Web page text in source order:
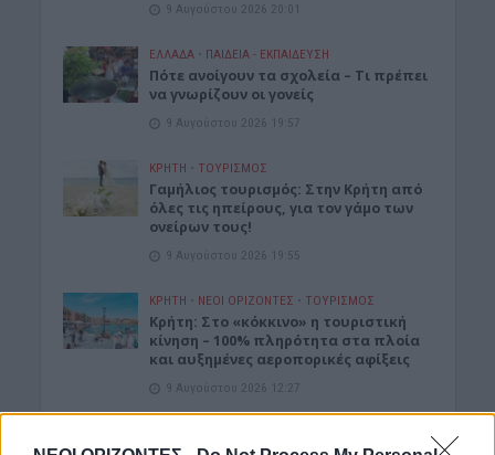
9 Αυγούστου 2026 20:01
ΕΛΛΑΔΑ • ΠΑΙΔΕΙΑ - ΕΚΠΑΙΔΕΥΣΗ
Πότε ανοίγουν τα σχολεία – Τι πρέπει
να γνωρίζουν οι γονείς
9 Αυγούστου 2026 19:57
ΚΡΗΤΗ • ΤΟΥΡΙΣΜΟΣ
Γαμήλιος τουρισμός: Στην Κρήτη από
όλες τις ηπείρους, για τον γάμο των
ονείρων τους!
9 Αυγούστου 2026 19:55
ΚΡΗΤΗ • ΝΕΟΙ ΟΡΙΖΟΝΤΕΣ • ΤΟΥΡΙΣΜΟΣ
Κρήτη: Στο «κόκκινο» η τουριστική
κίνηση – 100% πληρότητα στα πλοία
και αυξημένες αεροπορικές αφίξεις
9 Αυγούστου 2026 12:27